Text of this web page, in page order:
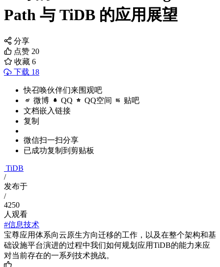
Path 与 TiDB 的应用展望
分享
点赞 20
收藏 6
下载 18
快召唤伙伴们来围观吧
微博 QQ QQ空间 贴吧
文档嵌入链接
复制
微信扫一扫分享
已成功复制到剪贴板
TiDB
/
发布于
/
4250
人观看
#信息技术
宝尊应用体系向云原生方向迁移的工作，以及在整个架构和基
础设施平台演进的过程中我们如何规划应用TiDB的能力来应
对当前存在的一系列技术挑战。